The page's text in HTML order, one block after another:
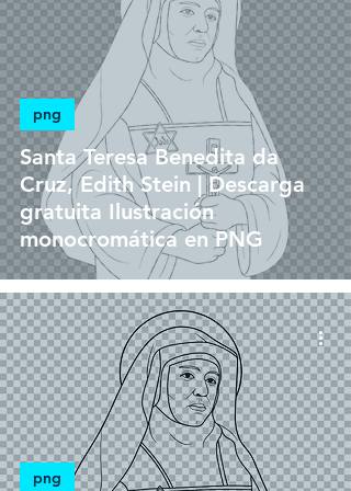
Santa Teresa Benedita da
Cruz, Edith Stein | Descarga
gratuita Ilustración
monocromática en PNG
png
png